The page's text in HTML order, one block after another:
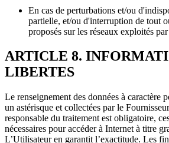
En cas de perturbations et/ou
partielle, et/ou d'interruption de tout
proposés sur les réseaux exploités
ARTICLE 8.
LIBERTES
Le renseignement des données à caractère
un astérisque et collectées par le
responsable du traitement est obligatoire,
nécessaires pour accéder à Internet à titre
L’Utilisateur en garantit l’exactitude. Les